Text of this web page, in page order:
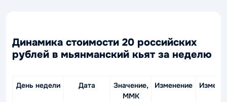
Динамика стоимости 20 российских
рублей в мьянманский кьят за неделю
День недели Дата
Значение,
MMK
Изменение